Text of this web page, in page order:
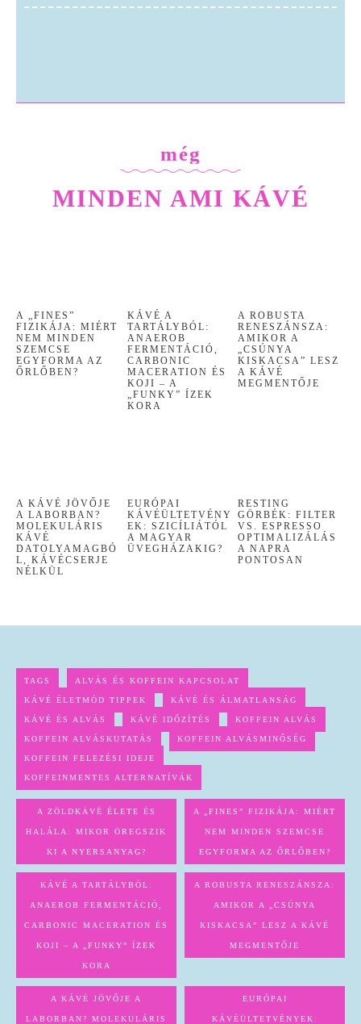
még
MINDEN AMI KÁVÉ
A „FINES”
FIZIKÁJA: MIÉRT
NEM MINDEN
SZEMCSE
EGYFORMA AZ
ŐRLŐBEN?
KÁVÉ A
TARTÁLYBÓL:
ANAEROB
FERMENTÁCIÓ,
CARBONIC
MACERATION ÉS
KOJI – A
„FUNKY” ÍZEK
KORA
A ROBUSTA
RENESZÁNSZA:
AMIKOR A
„CSÚNYA
KISKACSA” LESZ
A KÁVÉ
MEGMENTŐJE
A KÁVÉ JÖVŐJE
A LABORBAN?
MOLEKULÁRIS
KÁVÉ
DATOLYAMAGBÓ
L, KÁVÉCSERJE
NÉLKÜL
EURÓPAI
KÁVÉÜLTETVÉNY
EK: SZICÍLIÁTÓL
A MAGYAR
ÜVEGHÁZAKIG?
RESTING
GÖRBÉK: FILTER
VS. ESPRESSO
OPTIMALIZÁLÁS
A NAPRA
PONTOSAN
TAGS ALVÁS ÉS KOFFEIN KAPCSOLAT
KÁVÉ ÉLETMÓD TIPPEK KÁVÉ ÉS ÁLMATLANSÁG
KÁVÉ ÉS ALVÁS KÁVÉ IDŐZÍTÉS KOFFEIN ALVÁS
KOFFEIN ALVÁSKUTATÁS KOFFEIN ALVÁSMINŐSÉG
KOFFEIN FELEZÉSI IDEJE
KOFFEINMENTES ALTERNATÍVÁK
A ZÖLDKÁVÉ ÉLETE ÉS
HALÁLA: MIKOR ÖREGSZIK
KI A NYERSANYAG?
A „FINES” FIZIKÁJA: MIÉRT
NEM MINDEN SZEMCSE
EGYFORMA AZ ŐRLŐBEN?
KÁVÉ A TARTÁLYBÓL:
ANAEROB FERMENTÁCIÓ,
CARBONIC MACERATION ÉS
KOJI – A „FUNKY” ÍZEK
KORA
A ROBUSTA RENESZÁNSZA:
AMIKOR A „CSÚNYA
KISKACSA” LESZ A KÁVÉ
MEGMENTŐJE
A KÁVÉ JÖVŐJE A
LABORBAN? MOLEKULÁRIS
EURÓPAI
KÁVÉÜLTETVÉNYEK: